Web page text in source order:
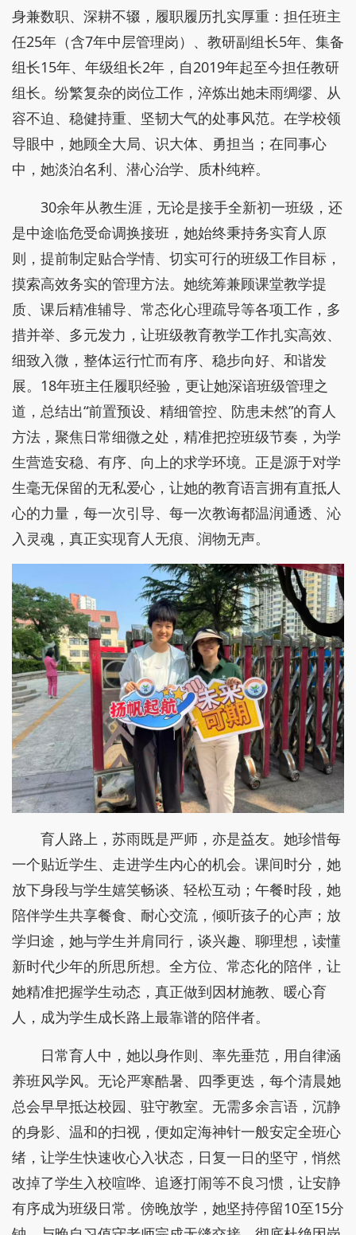
身兼数职、深耕不辍，履职履历扎实厚重：担任班主
任25年（含7年中层管理岗）、教研副组长5年、集备
组长15年、年级组长2年，自2019年起至今担任教研
组长。纷繁复杂的岗位工作，淬炼出她未雨绸缪、从
容不迫、稳健持重、坚韧大气的处事风范。在学校领
导眼中，她顾全大局、识大体、勇担当；在同事心
中，她淡泊名利、潜心治学、质朴纯粹。
30余年从教生涯，无论是接手全新初一班级，还
是中途临危受命调换接班，她始终秉持务实育人原
则，提前制定贴合学情、切实可行的班级工作目标，
摸索高效务实的管理方法。她统筹兼顾课堂教学提
质、课后精准辅导、常态化心理疏导等各项工作，多
措并举、多元发力，让班级教育教学工作扎实高效、
细致入微，整体运行忙而有序、稳步向好、和谐发
展。18年班主任履职经验，更让她深谙班级管理之
道，总结出“前置预设、精细管控、防患未然”的育人
方法，聚焦日常细微之处，精准把控班级节奏，为学
生营造安稳、有序、向上的求学环境。正是源于对学
生毫无保留的无私爱心，让她的教育语言拥有直抵人
心的力量，每一次引导、每一次教诲都温润通透、沁
入灵魂，真正实现育人无痕、润物无声。
育人路上，苏雨既是严师，亦是益友。她珍惜每
一个贴近学生、走进学生内心的机会。课间时分，她
放下身段与学生嬉笑畅谈、轻松互动；午餐时段，她
陪伴学生共享餐食、耐心交流，倾听孩子的心声；放
学归途，她与学生并肩同行，谈兴趣、聊理想，读懂
新时代少年的所思所想。全方位、常态化的陪伴，让
她精准把握学生动态，真正做到因材施教、暖心育
人，成为学生成长路上最靠谱的陪伴者。
日常育人中，她以身作则、率先垂范，用自律涵
养班风学风。无论严寒酷暑、四季更迭，每个清晨她
总会早早抵达校园、驻守教室。无需多余言语，沉静
的身影、温和的扫视，便如定海神针一般安定全班心
绪，让学生快速收心入状态，日复一日的坚守，悄然
改掉了学生入校喧哗、追逐打闹等不良习惯，让安静
有序成为班级日常。傍晚放学，她坚持停留10至15分